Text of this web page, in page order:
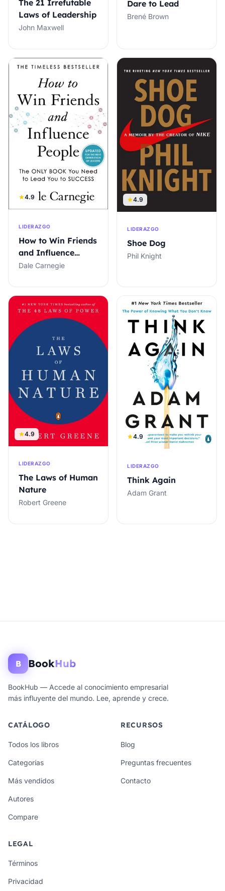
The 21 Irrefutable
Laws of Leadership
John Maxwell
Dare to Lead
Brené Brown
4.9
LIDERAZGO
How to Win Friends
and Influence
People
Dale Carnegie
4.9
LIDERAZGO
Shoe Dog
Phil Knight
4.9
LIDERAZGO
The Laws of Human
Nature
Robert Greene
4.9
LIDERAZGO
Think Again
Adam Grant
B BookHub
BookHub — Accede al conocimiento empresarial
más influyente del mundo. Lee, aprende y crece.
CATÁLOGO
Todos los libros
Categorías
Más vendidos
Autores
Compare
RECURSOS
Blog
Preguntas frecuentes
Contacto
LEGAL
Términos
Privacidad